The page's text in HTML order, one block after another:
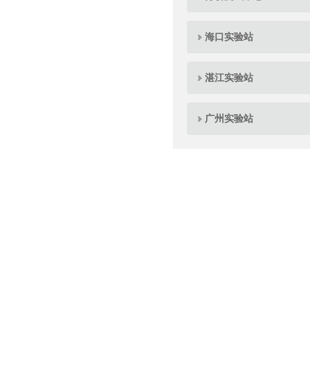
海口实验站
湛江实验站
广州实验站